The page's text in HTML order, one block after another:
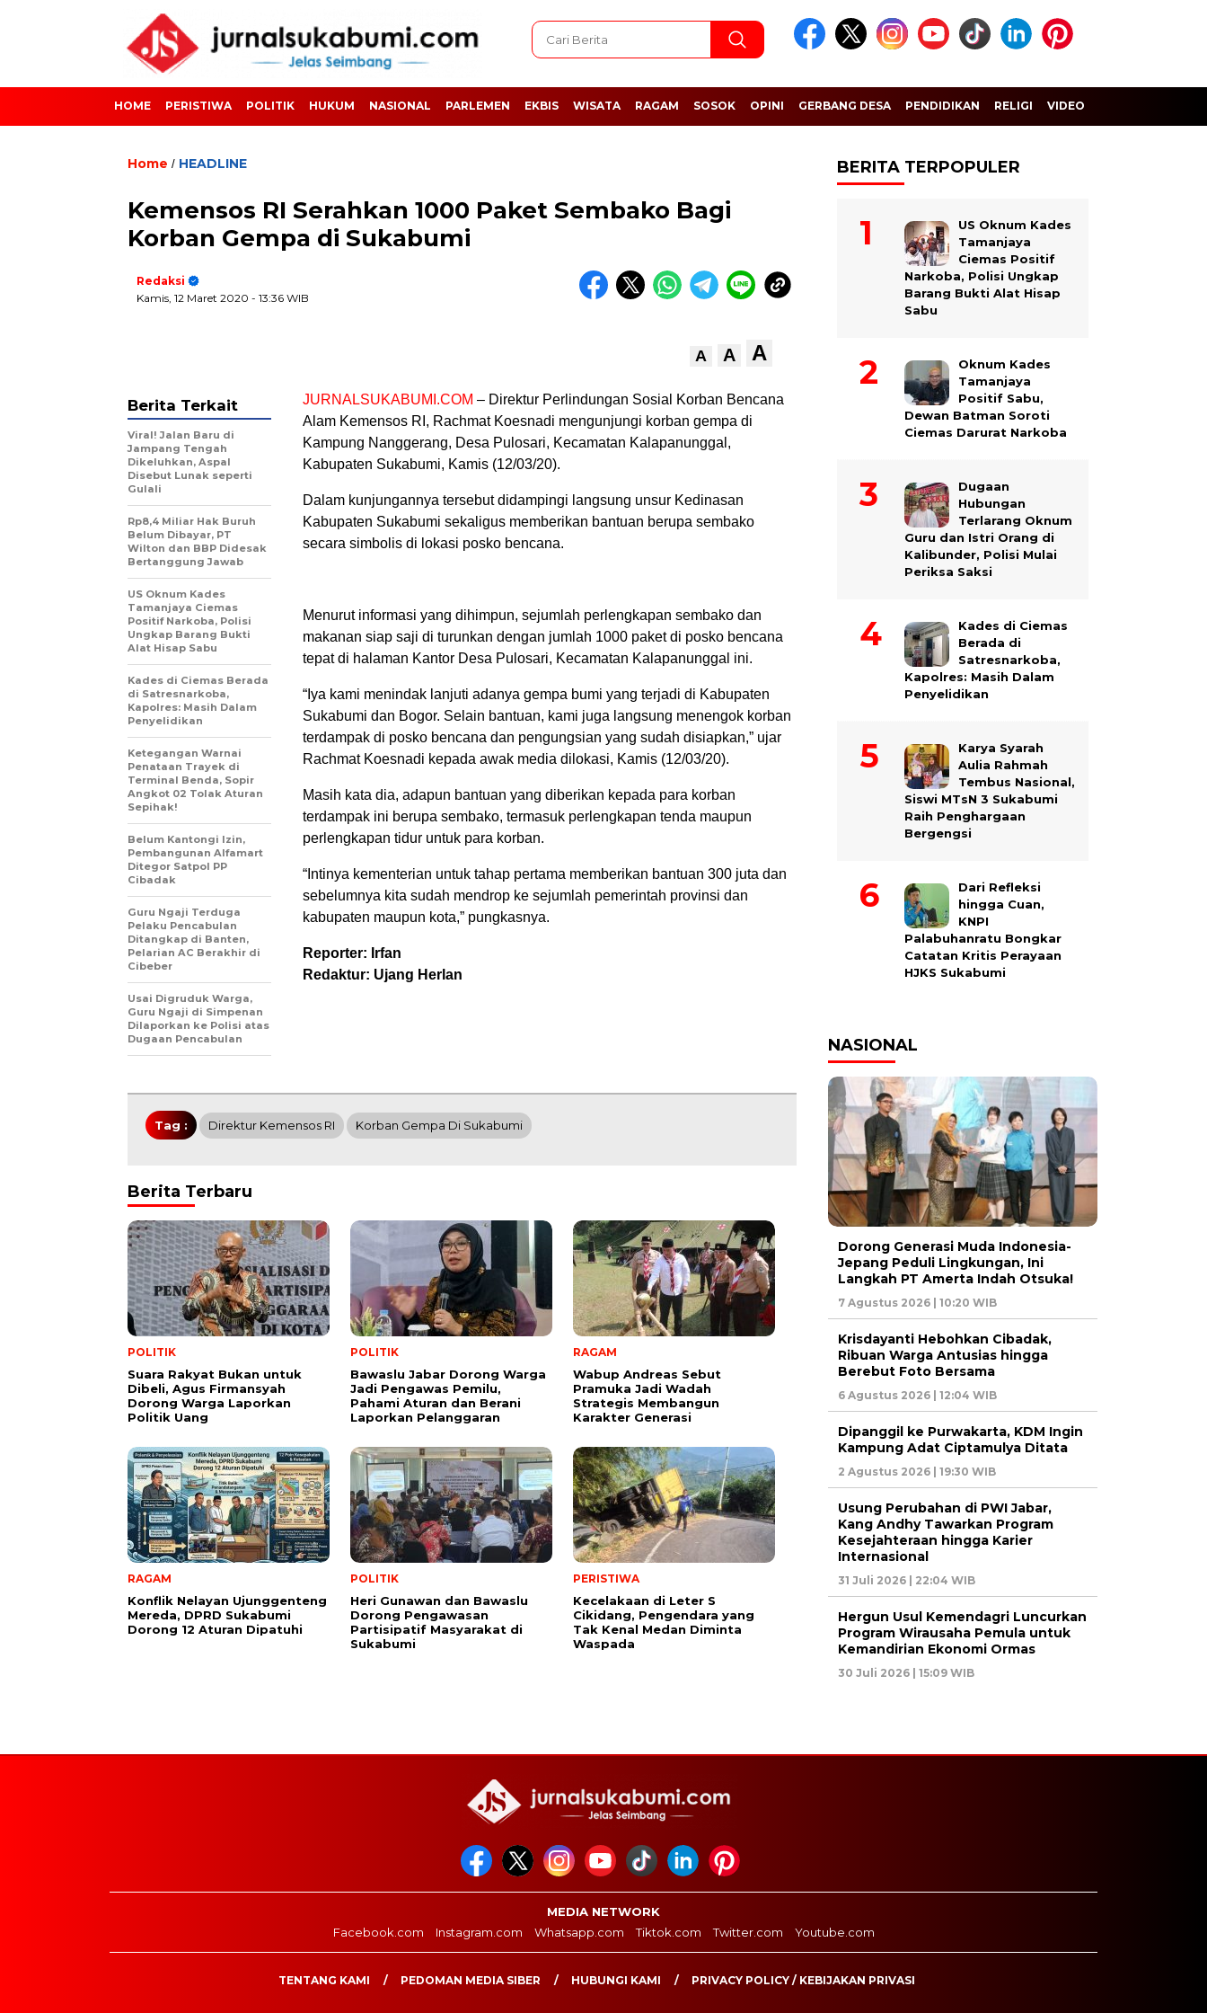
HOME PERISTIWA POLITIK HUKUM NASIONAL PARLEMEN EKBIS WISATA RAGAM SOSOK OPINI GERBANG DESA PENDIDIKAN RELIGI VIDEO
Home / HEADLINE
Kemensos RI Serahkan 1000 Paket Sembako Bagi
Korban Gempa di Sukabumi
Redaksi
Kamis, 12 Maret 2020 - 13:36 WIB
A A A
JURNALSUKABUMI.COM – Direktur Perlindungan Sosial Korban Bencana
Alam Kemensos RI, Rachmat Koesnadi mengunjungi korban gempa di
Kampung Nanggerang, Desa Pulosari, Kecamatan Kalapanunggal,
Kabupaten Sukabumi, Kamis (12/03/20).
Dalam kunjungannya tersebut didampingi langsung unsur Kedinasan
Kabupaten Sukabumi sekaligus memberikan bantuan berupa sembako
secara simbolis di lokasi posko bencana.
Menurut informasi yang dihimpun, sejumlah perlengkapan sembako dan
makanan siap saji di turunkan dengan jumlah 1000 paket di posko bencana
tepat di halaman Kantor Desa Pulosari, Kecamatan Kalapanunggal ini.
“Iya kami menindak lanjuti adanya gempa bumi yang terjadi di Kabupaten
Sukabumi dan Bogor. Selain bantuan, kami juga langsung menengok korban
terdampak di posko bencana dan pengungsian yang sudah disiapkan,” ujar
Rachmat Koesnadi kepada awak media dilokasi, Kamis (12/03/20).
Masih kata dia, adapun bantuan yang diberikan kepada para korban
terdampak ini berupa sembako, termasuk perlengkapan tenda maupun
perlengkapan tidur untuk para korban.
“Intinya kementerian untuk tahap pertama memberikan bantuan 300 juta dan
sebelumnya kita sudah mendrop ke sejumlah pemerintah provinsi dan
kabupaten maupun kota,” pungkasnya.
Reporter: Irfan
Redaktur: Ujang Herlan
Berita Terkait
Viral! Jalan Baru di
Jampang Tengah
Dikeluhkan, Aspal
Disebut Lunak seperti
Gulali
Rp8,4 Miliar Hak Buruh
Belum Dibayar, PT
Wilton dan BBP Didesak
Bertanggung Jawab
US Oknum Kades
Tamanjaya Ciemas
Positif Narkoba, Polisi
Ungkap Barang Bukti
Alat Hisap Sabu
Kades di Ciemas Berada
di Satresnarkoba,
Kapolres: Masih Dalam
Penyelidikan
Ketegangan Warnai
Penataan Trayek di
Terminal Benda, Sopir
Angkot 02 Tolak Aturan
Sepihak!
Belum Kantongi Izin,
Pembangunan Alfamart
Ditegor Satpol PP
Cibadak
Guru Ngaji Terduga
Pelaku Pencabulan
Ditangkap di Banten,
Pelarian AC Berakhir di
Cibeber
Usai Digruduk Warga,
Guru Ngaji di Simpenan
Dilaporkan ke Polisi atas
Dugaan Pencabulan
Tag : Direktur Kemensos RI Korban Gempa Di Sukabumi
Berita Terbaru
POLITIK
Suara Rakyat Bukan untuk
Dibeli, Agus Firmansyah
Dorong Warga Laporkan
Politik Uang
POLITIK
Bawaslu Jabar Dorong Warga
Jadi Pengawas Pemilu,
Pahami Aturan dan Berani
Laporkan Pelanggaran
RAGAM
Wabup Andreas Sebut
Pramuka Jadi Wadah
Strategis Membangun
Karakter Generasi ‎
RAGAM
Konflik Nelayan Ujunggenteng
Mereda, DPRD Sukabumi
Dorong 12 Aturan Dipatuhi
POLITIK
Heri Gunawan dan Bawaslu
Dorong Pengawasan
Partisipatif Masyarakat di
Sukabumi
PERISTIWA
Kecelakaan di Leter S
Cikidang, Pengendara yang
Tak Kenal Medan Diminta
Waspada
BERITA TERPOPULER
US Oknum Kades
Tamanjaya
Ciemas Positif
Narkoba, Polisi Ungkap
Barang Bukti Alat Hisap
Sabu
Oknum Kades
Tamanjaya
Positif Sabu,
Dewan Batman Soroti
Ciemas Darurat Narkoba
Dugaan
Hubungan
Terlarang Oknum
Guru dan Istri Orang di
Kalibunder, Polisi Mulai
Periksa Saksi
Kades di Ciemas
Berada di
Satresnarkoba,
Kapolres: Masih Dalam
Penyelidikan
Karya Syarah
Aulia Rahmah
Tembus Nasional,
Siswi MTsN 3 Sukabumi
Raih Penghargaan
Bergengsi
Dari Refleksi
hingga Cuan,
KNPI
Palabuhanratu Bongkar
Catatan Kritis Perayaan
HJKS Sukabumi
NASIONAL
Dorong Generasi Muda Indonesia-
Jepang Peduli Lingkungan, Ini
Langkah PT Amerta Indah Otsuka!
7 Agustus 2026 | 10:20 WIB
Krisdayanti Hebohkan Cibadak,
Ribuan Warga Antusias hingga
Berebut Foto Bersama
6 Agustus 2026 | 12:04 WIB
Dipanggil ke Purwakarta, KDM Ingin
Kampung Adat Ciptamulya Ditata
2 Agustus 2026 | 19:30 WIB
Usung Perubahan di PWI Jabar,
Kang Andhy Tawarkan Program
Kesejahteraan hingga Karier
Internasional
31 Juli 2026 | 22:04 WIB
Hergun Usul Kemendagri Luncurkan
Program Wirausaha Pemula untuk
Kemandirian Ekonomi Ormas
30 Juli 2026 | 15:09 WIB
MEDIA NETWORK
Facebook.com
Instagram.com Whatsapp.com Tiktok.com Twitter.com Youtube.com
TENTANG KAMI PEDOMAN MEDIA SIBER HUBUNGI KAMI PRIVACY POLICY / KEBIJAKAN PRIVASI